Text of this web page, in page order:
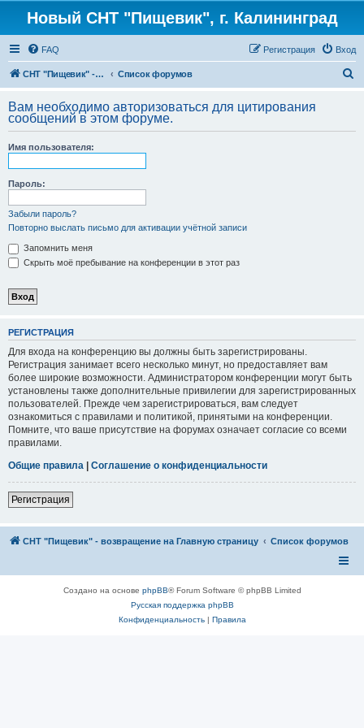
Новый СНТ "Пищевик", г. Калининград
FAQ Вход
Регистрация
СНТ "Пищевик" - возвращение на Главную страницу Список форумов
с
Вам необходимо авторизоваться для цитирования
сообщений в этом форуме.
Имя пользователя:
Пароль:
Забыли пароль?
Повторно выслать письмо для активации учётной записи
Запомнить меня
Скрыть моё пребывание на конференции в этот раз
РЕГИСТРАЦИЯ
Для входа на конференцию вы должны быть зарегистрированы.
Регистрация занимает всего несколько минут, но предоставляет вам
более широкие возможности. Администратором конференции могут быть
установлены также дополнительные привилегии для зарегистрированных
пользователей. Прежде чем зарегистрироваться, вам следует
ознакомиться с правилами и политикой, принятыми на конференции.
Помните, что ваше присутствие на форумах означает согласие со всеми
правилами.
Общие правила | Соглашение о конфиденциальности
Регистрация
СНТ "Пищевик" - возвращение на Главную страницу Список форумов
Создано на основе phpBB® Forum Software © phpBB Limited
Русская поддержка phpBB
Конфиденциальность| Правила